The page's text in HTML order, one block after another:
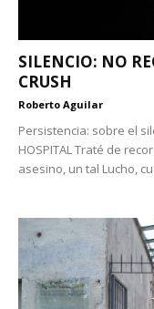
SILENCIO: NO
CRUSH
Roberto Aguilar
Persistencia: sobre el
HOSPITAL Traté de
asesino, un tal Lucho,